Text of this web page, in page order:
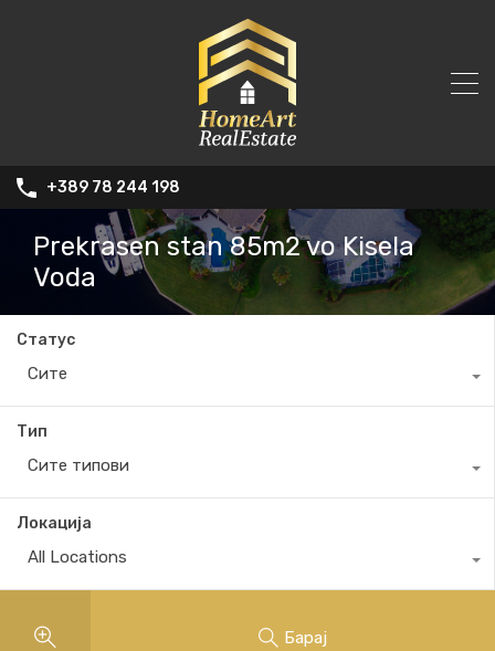
+389 78 244 198
Prekrasen stan 85m2 vo Kisela
Voda
Статус
Сите
Тип
Сите типови
Локација
All Locations
Барај